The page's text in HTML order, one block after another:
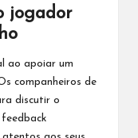
jogador
ao apoiar um
companheiros de
discutir o